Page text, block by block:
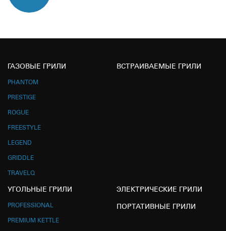
ГАЗОВЫЕ ГРИЛИ
PHANTOM
PRESTIGE
ROGUE
FREESTYLE
LEGEND
GRIDDLE
TRAVELQ
ВСТРАИВАЕМЫЕ ГРИЛИ
УГОЛЬНЫЕ ГРИЛИ
PROFESSIONAL
PREMIUM KETTLE
ЭЛЕКТРИЧЕСКИЕ ГРИЛИ
ПОРТАТИВНЫЕ ГРИЛИ